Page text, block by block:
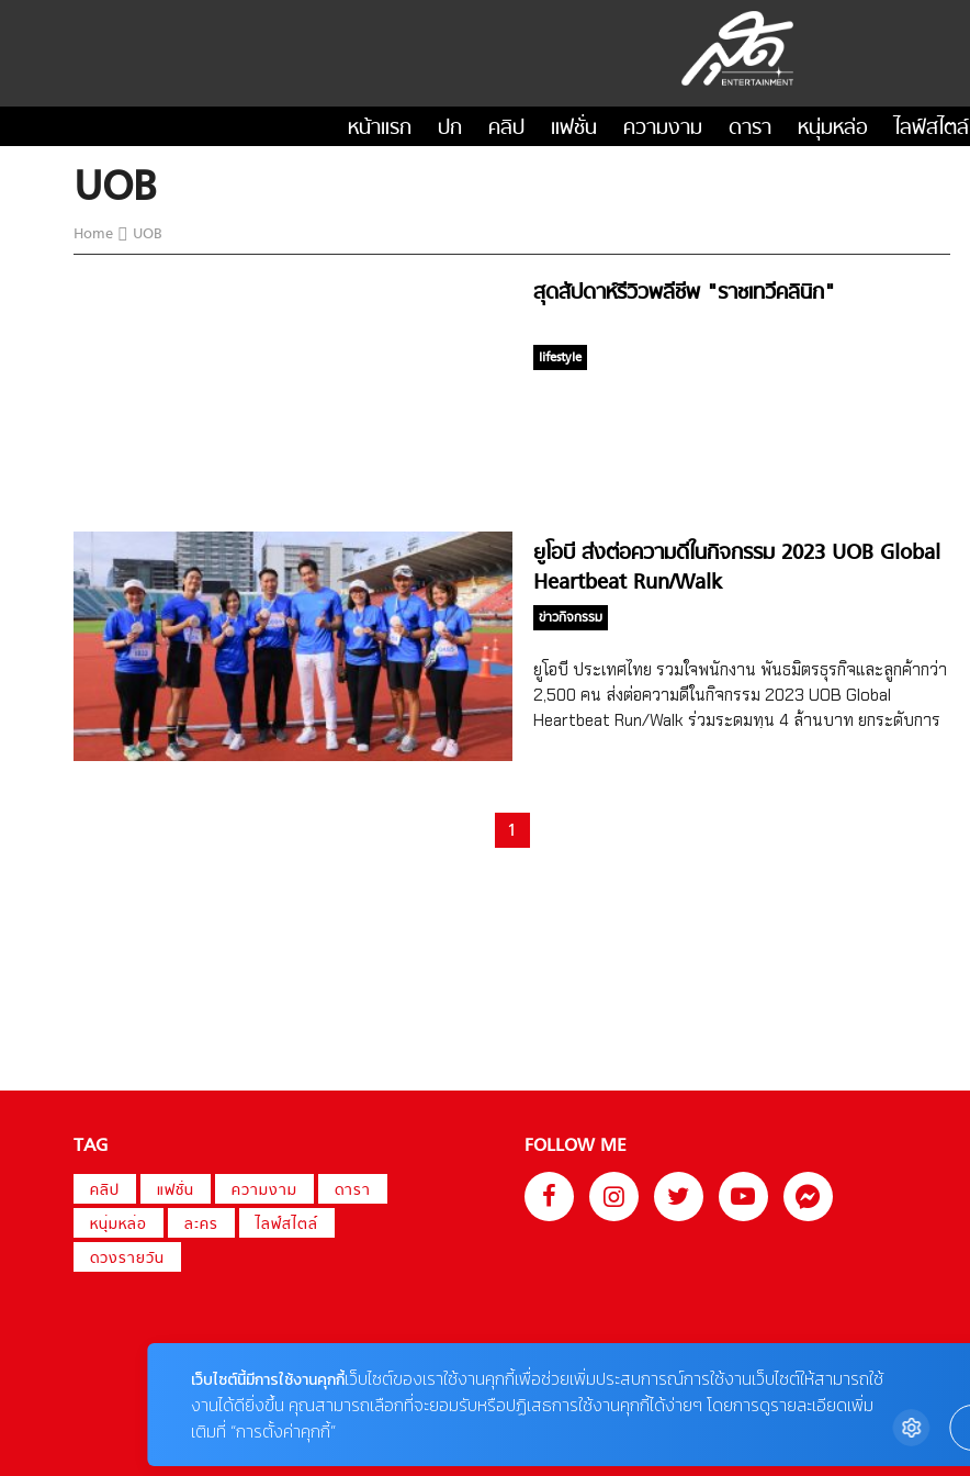
หน้าแรก ปก คลิป แฟชั่น ความงาม ดารา หนุ่มหล่อ ไลฟ์สไตล์
UOB
Home UOB
สุดสัปดาห์รีวิวพลีชีพ "ราชเทวีคลินิก"
lifestyle
ยูโอบี ส่งต่อความดีในกิจกรรม 2023 UOB Global
Heartbeat Run/Walk
ข่าวกิจกรรม
ยูโอบี ประเทศไทย รวมใจพนักงาน พันธมิตรธุรกิจและลูกค้ากว่า
2,500 คน ส่งต่อความดีในกิจกรรม 2023 UOB Global
Heartbeat Run/Walk ร่วมระดมทุน 4 ล้านบาท ยกระดับการ
ใหญ่ […]
1
TAG
คลิป แฟชั่น ความงาม
ดารา
หนุ่มหล่อ
ละคร
ไลฟ์สไตล์
ดวงรายวัน
FOLLOW ME
เว็บไซต์นี้มีการใช้งานคุกกี้เว็บไซต์ของเราใช้งานคุกกี้เพื่อช่วยเพิ่มประสบการณ์การใช้งานเว็บไซต์ให้สามารถใช้
งานได้ดียิ่งขึ้น คุณสามารถเลือกที่จะยอมรับหรือปฏิเสธการใช้งานคุกกี้ได้ง่ายๆ โดยการดูรายละเอียดเพิ่ม
เติมที่ “การตั้งค่าคุกกี้”